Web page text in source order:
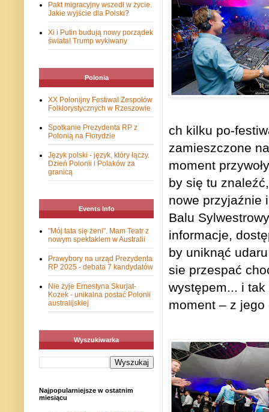
ch kilku po-
zamieszczone
moment
by się tu
nowe przyjaźnie
Balu
informacje,
by uniknąć
sie przespać
występem... i
moment – z
Pakt migracyjny wszedł w życie.
Jakie wyjście dla Polski?
Xi i Putin budują nowy porządek
świata! Trump wykiwany
Polonia
XX Polonijny Festiwal Zespołów
Folklorystycznych w Rzeszowie
Spotkanie Prezydenta RP z
Polonią na Florydzie
Język polski - język, który łączy.
Dzień Polonii i Polaków za
granicą
Events Info
"Mój tata się żeni". Mam Teatr z
nowym spektaklem w Australii
Prawybory na urząd Prezydenta
RP 2025 - debata 7 kandydatów
Nie żyje Ernestyna Skurjat-
Kozek - unikalna postać Polonii
australijskiej
Wyszukiwarka
Najpopularniejsze w ostatnim
miesiącu